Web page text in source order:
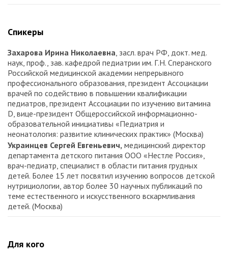
Спикеры
Захарова Ирина Николаевна, засл. врач РФ, докт. мед.
наук, проф., зав. кафедрой педиатрии им. Г.Н. Сперанского
Российской медицинской академии непрерывного
профессионального образования, президент Ассоциации
врачей по содействию в повышении квалификации
педиатров, президент Ассоциации по изучению витамина
D, вице-президент Общероссийской информационно-
образовательной инициативы «Педиатрия и
неонатология: развитие клинических практик» (Москва)
Украинцев Сергей Евгеньевич, медицинский директор
департамента детского питания ООО «Нестле Россия»,
врач-педиатр, специалист в области питания грудных
детей. Более 15 лет посвятил изучению вопросов детской
нутрициологии, автор более 30 научных публикаций по
теме естественного и искусственного вскармливания
детей. (Москва)
Для кого